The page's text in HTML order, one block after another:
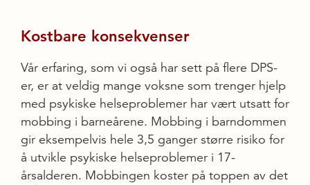
Kostbare konsekvenser
Vår erfaring, som vi også har sett på flere DPS-
er, er at veldig mange voksne som trenger hjelp
med psykiske helseproblemer har vært utsatt for
mobbing i barneårene. Mobbing i barndommen
gir eksempelvis hele 3,5 ganger større risiko for
å utvikle psykiske helseproblemer i 17-
årsalderen. Mobbingen koster på toppen av det